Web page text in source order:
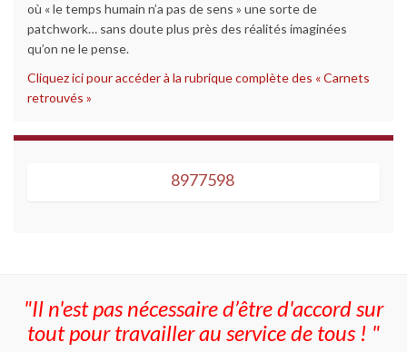
où « le temps humain n’a pas de sens » une sorte de
patchwork… sans doute plus près des réalités imaginées
qu’on ne le pense.
Cliquez ici pour accéder à la rubrique complète des « Carnets
retrouvés »
8977598
"Il n'est pas nécessaire d’être d'accord sur
tout pour travailler au service de tous ! "